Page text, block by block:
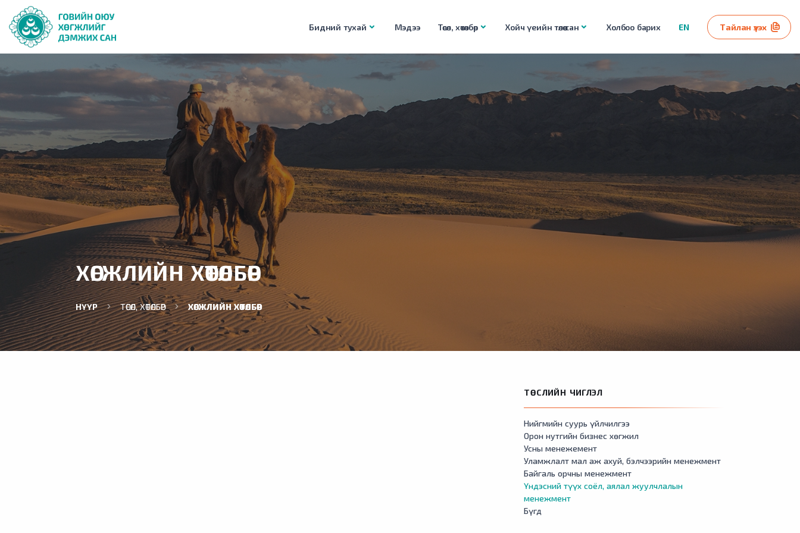
Бидний тухай Мэдээ Төсөл, хөтөлбөр Хойч үеийн төлөө сан Холбоо барих EN Тайлан үзэх
ХӨГЖЛИЙН ХӨТӨЛБӨР
НҮҮР ТӨСӨЛ, ХӨТӨЛБӨР ХӨГЖЛИЙН ХӨТӨЛБӨР
ТӨСЛИЙН ЧИГЛЭЛ
Нийгмийн суурь үйлчилгээ
Орон нутгийн бизнес хөгжил
Усны менежемент
Уламжлалт мал аж ахуй, бэлчээрийн менежмент
Байгаль орчны менежмент
Үндэсний түүх соёл, аялал жуулчлалын
менежмент
Бүгд